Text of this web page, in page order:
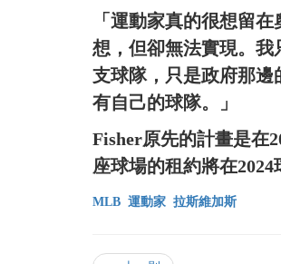
「運動家真的很想留
想，但卻無法實現。
支球隊，只是政府那
有自己的球隊。」
Fisher原先的計畫是在
座球場的租約將在2024
MLB 運動家 拉斯維加斯